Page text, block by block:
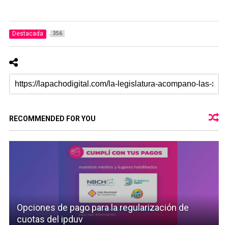
Destacada 356
RECOMMENDED FOR YOU
Opciones de pago para la regularización de
cuotas del ipduv